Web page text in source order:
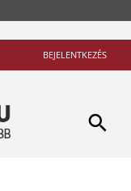
BEJELENTKEZÉS